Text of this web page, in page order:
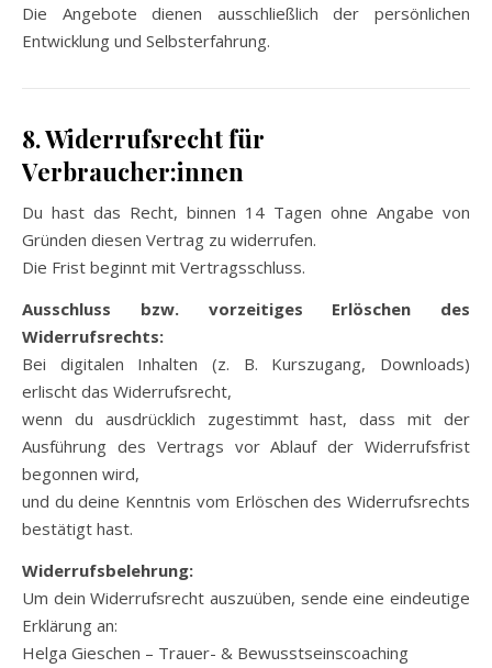
Die Angebote dienen ausschließlich der persönlichen
Entwicklung und Selbsterfahrung.
8. Widerrufsrecht für
Verbraucher:innen
Du hast das Recht, binnen 14 Tagen ohne Angabe von
Gründen diesen Vertrag zu widerrufen.
Die Frist beginnt mit Vertragsschluss.
Ausschluss bzw. vorzeitiges Erlöschen des
Widerrufsrechts:
Bei digitalen Inhalten (z. B. Kurszugang, Downloads)
erlischt das Widerrufsrecht,
wenn du ausdrücklich zugestimmt hast, dass mit der
Ausführung des Vertrags vor Ablauf der Widerrufsfrist
begonnen wird,
und du deine Kenntnis vom Erlöschen des Widerrufsrechts
bestätigt hast.
Widerrufsbelehrung:
Um dein Widerrufsrecht auszuüben, sende eine eindeutige
Erklärung an:
Helga Gieschen – Trauer- & Bewusstseinscoaching